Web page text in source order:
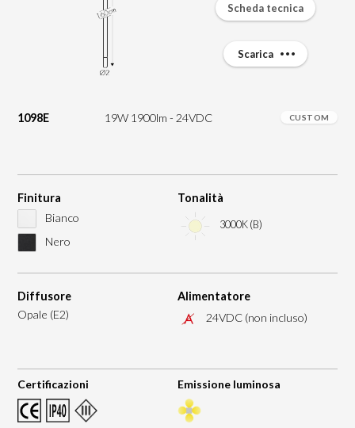
1098E 19W 1900lm - 24VDC CUSTOM
Finitura
Bianco
Nero
Tonalità
3000K (B)
Diffusore
Opale (E2)
Alimentatore
24VDC (non incluso)
Certificazioni Emissione luminosa
Scheda tecnica
Scarica